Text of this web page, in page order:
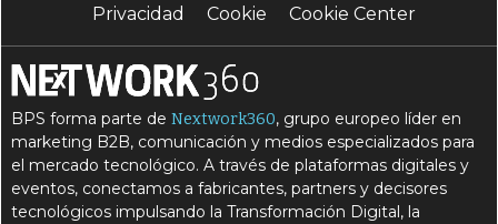
Privacidad
Cookie Cookie Center
BPS forma parte deNextwork360, grupo europeo líder en
marketing B2B, comunicación y medios especializados para
el mercado tecnológico. A través de plataformas digitales y
eventos, conectamos a fabricantes, partners y decisores
tecnológicos impulsando la Transformación Digital, la